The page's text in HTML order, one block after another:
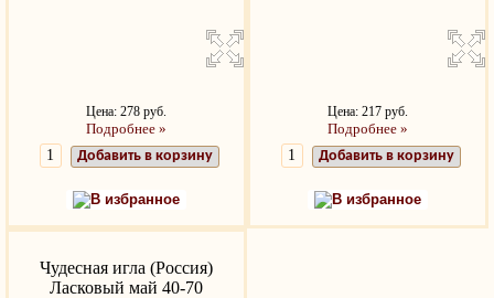
Цена: 278 руб.
Подробнее »
Добавить в корзину
В избранное
Цена: 217 руб.
Подробнее »
Добавить в корзину
В избранное
Чудесная игла (Россия)
Ласковый май 40-70